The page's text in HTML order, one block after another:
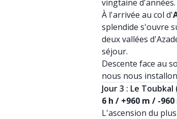
vingtaine d'années.
À l'arrivée au col d'
splendide s'ouvre
deux vallées
séjour.
Descente face au
nous nous
Jour 3 : Le Toubkal
6 h / +960 m / -960
L'ascension du